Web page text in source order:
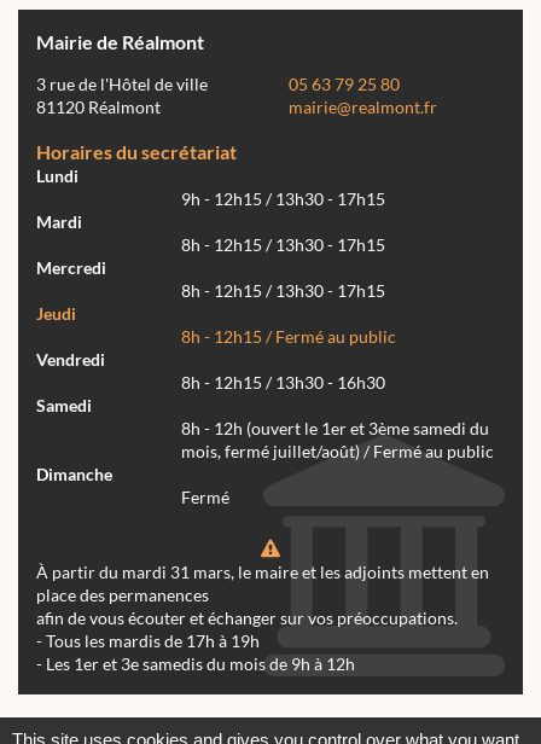
Mairie de Réalmont
3 rue de l'Hôtel de ville
81120 Réalmont
05 63 79 25 80
mairie@realmont.fr
Horaires du secrétariat
Lundi
9h - 12h15 / 13h30 - 17h15
Mardi
8h - 12h15 / 13h30 - 17h15
Mercredi
8h - 12h15 / 13h30 - 17h15
Jeudi
8h - 12h15 / Fermé au public
Vendredi
8h - 12h15 / 13h30 - 16h30
Samedi
8h - 12h (ouvert le 1er et 3ème samedi du
mois, fermé juillet/août) / Fermé au public
Dimanche
Fermé
À partir du mardi 31 mars, le maire et les adjoints mettent en
place des permanences
afin de vous écouter et échanger sur vos préoccupations.
- Tous les mardis de 17h à 19h
- Les 1er et 3e samedis du mois de 9h à 12h
This site uses cookies and gives you control over what you want